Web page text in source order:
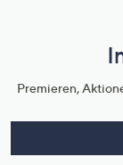
Premieren,